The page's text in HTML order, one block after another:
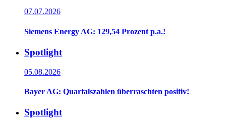
07.07.2026
Siemens Energy AG: 129,54 Prozent p.a.!
Spotlight
05.08.2026
Bayer AG: Quartalszahlen überraschten positiv!
Spotlight